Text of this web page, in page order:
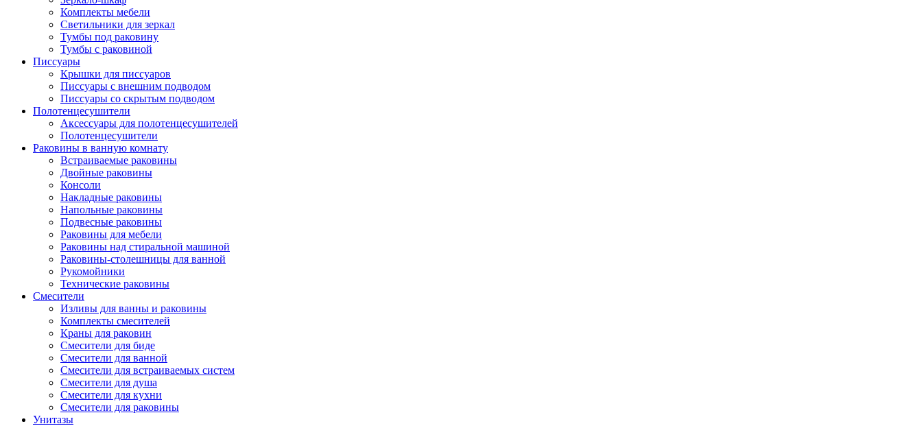
Комплекты мебели
Светильники для зеркал
Тумбы под раковину
Тумбы с раковиной
Писсуары
Крышки для писсуаров
Писсуары с внешним подводом
Писсуары со скрытым подводом
Полотенцесушители
Аксессуары для полотенцесушителей
Полотенцесушители
Раковины в ванную комнату
Встраиваемые раковины
Двойные раковины
Консоли
Накладные раковины
Напольные раковины
Подвесные раковины
Раковины для мебели
Раковины над стиральной машиной
Раковины-столешницы для ванной
Рукомойники
Технические раковины
Смесители
Изливы для ванны и раковины
Комплекты смесителей
Краны для раковин
Смесители для биде
Смесители для ванной
Смесители для встраиваемых систем
Смесители для душа
Смесители для кухни
Смесители для раковины
Унитазы